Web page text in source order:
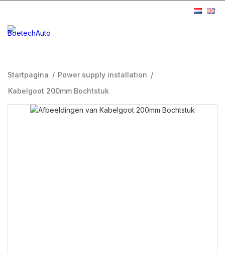
Startpagina / Power supply installation /
Kabelgoot 200mm Bochtstuk